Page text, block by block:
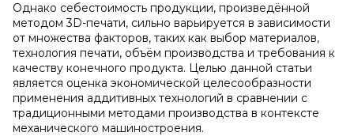
Однако себестоимость продукции, произведённой
методом 3D-печати, сильно варьируется в зависимости
от множества факторов, таких как выбор материалов,
технология печати, объём производства и требования к
качеству конечного продукта. Целью данной статьи
является оценка экономической целесообразности
применения аддитивных технологий в сравнении с
традиционными методами производства в контексте
механического машиностроения.